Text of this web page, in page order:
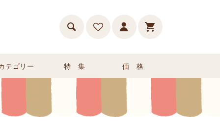
テゴリー 特 集 価 格